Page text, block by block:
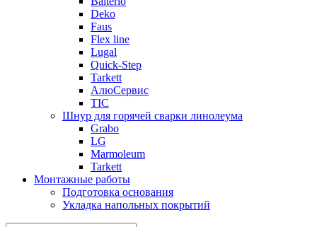
Deko
Faus
Flex line
Lugal
Quick-Step
Tarkett
АлюСервис
ТІС
Шнур для горячей сварки линолеума
Grabo
LG
Marmoleum
Tarkett
Монтажные работы
Подготовка основания
Укладка напольных покрытий